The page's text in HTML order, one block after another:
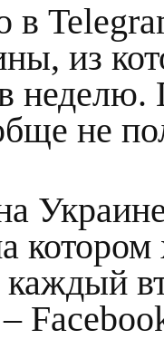
в
из
не
каждый